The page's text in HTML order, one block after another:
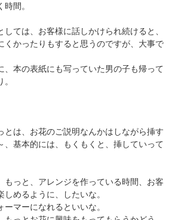
間。
ては、お客様に話しかけられ続けると、
くかったりもすると思うのですが、大事で
、本の表紙にも写っていた男の子も帰って
とは、お花のご説明なんかはしながら挿す
、基本的には、もくもくと、挿していって
もっと、アレンジを作っている時間、お客
めるように、したいな。
マーになれるといいな。